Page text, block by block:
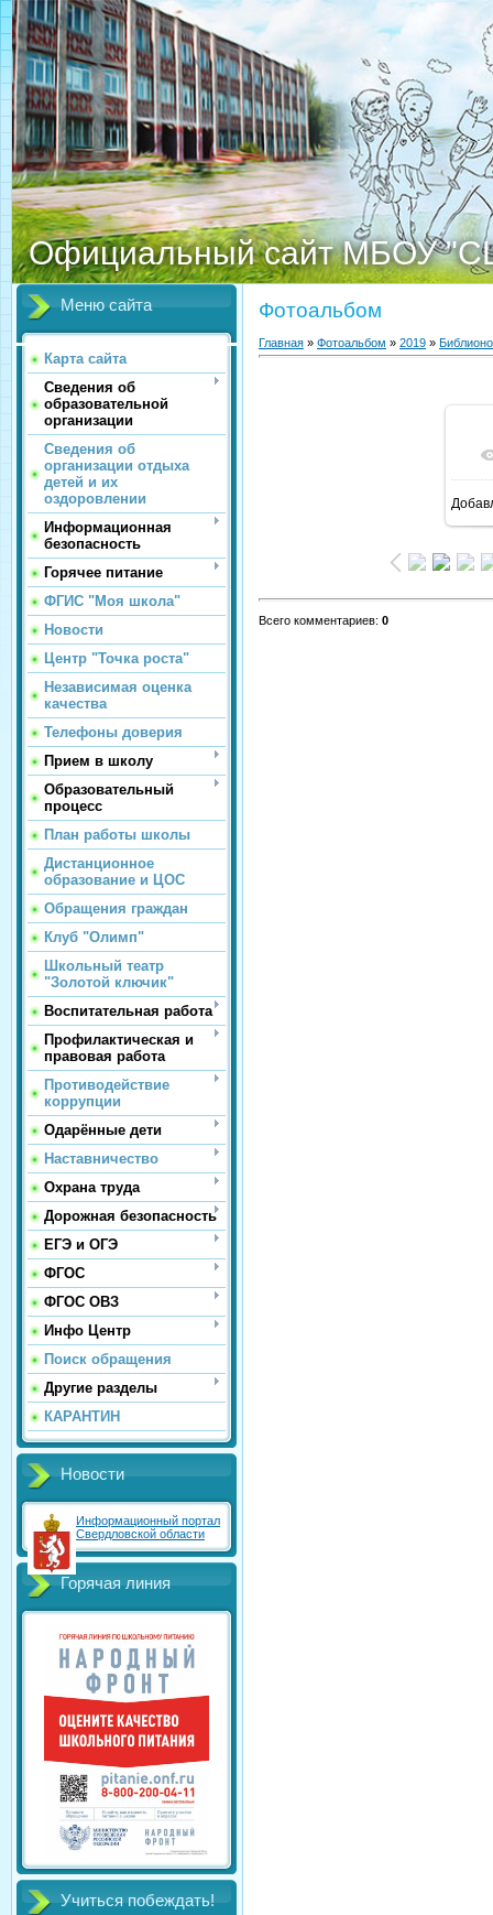
Официальный сайт МБОУ
Меню сайта
Карта сайта
Сведения об
образовательной
организации
Сведения об
организации отдыха
детей и их
оздоровлении
Информационная
безопасность
Горячее питание
ФГИС "Моя школа"
Новости
Центр "Точка роста"
Независимая оценка
качества
Телефоны доверия
Прием в школу
Образовательный
процесс
План работы школы
Дистанционное
образование и ЦОС
Обращения граждан
Клуб "Олимп"
Школьный театр
"Золотой ключик"
Воспитательная работа
Профилактическая и
правовая работа
Противодействие
коррупции
Одарённые дети
Наставничество
Охрана труда
Дорожная безопасность
ЕГЭ и ОГЭ
ФГОС
ФГОС ОВЗ
Инфо Центр
Поиск обращения
Другие разделы
КАРАНТИН
Новости
Информационный портал
Свердловской области
Горячая линия
Учиться побеждать!
Фотоальбом
Главная » Фотоальбом » 2019 »
Всего комментариев: 0